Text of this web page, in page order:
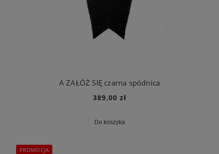
A ZAŁÓŻ SIĘ czarna spódnica
389,00 zł
Do koszyka
PROMOCJA